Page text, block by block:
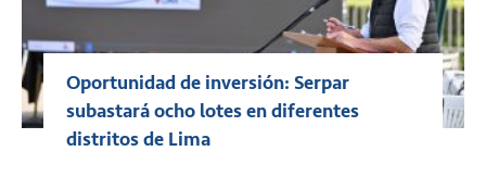
Oportunidad de inversión: Serpar
subastará ocho lotes en diferentes
distritos de Lima